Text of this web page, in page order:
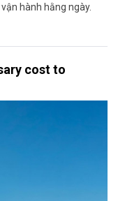
hành hằng ngày.
cost to